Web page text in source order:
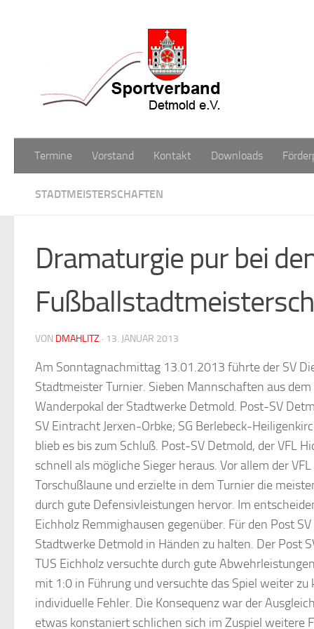
Termine Vorstand Kontakt Downloads
STADTMEISTERSCHAFTEN
Dramaturgie pur bei
VON DMAHLITZ · 13. JANUAR 2013
Am Sonntagnachmittag 13.01.2013 führte der SV
Stadtmeister Turnier. Sieben Mannschaften aus
Wanderpokal der Stadtwerke Detmold. Post-SV
SV Eintracht Jerxen-Orbke; SG Berlebeck-
blieb es bis zum Schluß. Post-SV Detmold, der VFL
schnell als mögliche Sieger heraus. Vor allem der
Torschußlaune und erzielte in dem Turnier die
durch gute Defensivleistungen hervor. Im
Eichholz Remmighausen gegenüber. Für den Post
Stadtwerke Detmold in Händen zu halten. Der Post
TUS Eichholz versuchte durch gute
mit 1:0 in Führung und versuchte das Spiel weiter
individuelle Fehler. Die Konsequenz war der
etwas konstaniert schlichen sich im Zuspiel weitere